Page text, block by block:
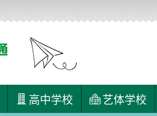
高中学校 艺体学校